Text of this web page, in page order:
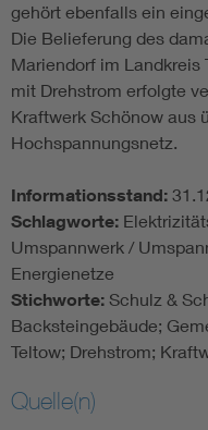
gehört ebenfalls ein
Die Belieferung des
Mariendorf im Landkreis
mit Drehstrom erfolgte
Kraftwerk Schönow aus
Hochspannungsnetz.
Informationsstand:
Schlagworte:
Umspannwerk /
Energienetze
Stichworte: Schulz &
Backsteingebäude;
Teltow; Drehstrom;
Quelle(n)